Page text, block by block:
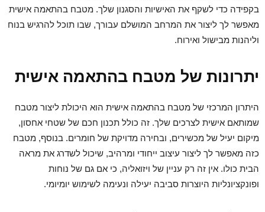
בקפידה כדי לשקף את האישיות והסגנון שלך. מטבח בהתאמה אישית
מאפשר לך ליצור את המרחב המושלם עבורך, שבו תוכל להרגיש בנוח
וליהנות מבישול ואירוח.
יתרונות של מטבח בהתאמה אישית
היתרון המרכזי של מטבח בהתאמה אישית הוא היכולת ליצור מטבח
שמותאם אישית לצרכים שלך. זה כולל תכנון חכם של שטחי אחסון,
מיקום יעיל של מכשירים, ובחירה מדויקת של חומרים. בנוסף, מטבח
כזה מאפשר לך ליצור עיצוב ייחודי ומרהיב, שיכול לשדרג את מראה
הבית כולו. אין זה רק עניין של ויזואליה, כי אם גם של נוחות
ופונקציונליות היוצרות סביבה יעילה ונעימה לשימוש יומיומי.